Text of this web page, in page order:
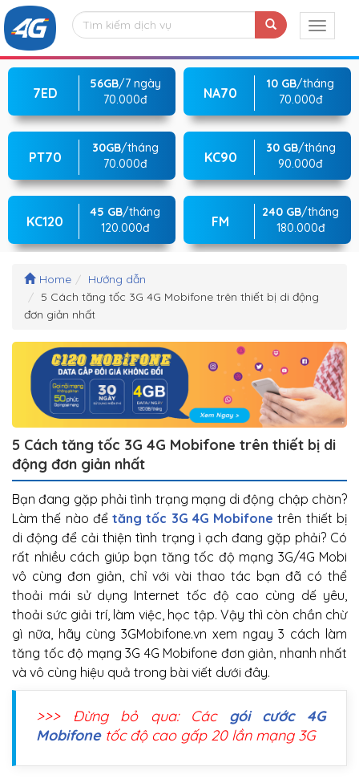
7ED
56GB/7 ngày
70.000đ
NA70
10 GB/tháng
70.000đ
PT70
30GB/tháng
70.000đ
KC90
30 GB/tháng
90.000đ
KC120
45 GB/tháng
120.000đ
FM
240 GB/tháng
180.000đ
Home
Hướng dẫn
5 Cách tăng tốc 3G 4G Mobifone trên thiết bị di động
đơn giản nhất
5 Cách tăng tốc 3G 4G Mobifone trên thiết bị di
động đơn giản nhất
Bạn đang gặp phải tình trạng mạng di động chập chờn?
Làm thế nào đểtăng tốc 3G 4G Mobifone trên thiết bị
di động để cải thiện tình trạng ì ạch đang gặp phải? Có
rất nhiều cách giúp bạn tăng tốc độ mạng 3G/4G Mobi
vô cùng đơn giản, chỉ với vài thao tác bạn đã có thể
thoải mái sử dụng Internet tốc độ cao cùng dế yêu,
thoải sức giải trí, làm việc, học tập. Vậy thì còn chần chừ
gì nữa, hãy cùng 3GMobifone.vn xem ngay 3 cách làm
tăng tốc độ mạng 3G 4G Mobifone đơn giản, nhanh nhất
và vô cùng hiệu quả trong bài viết dưới đây.
>>> Đừng bỏ qua: Cácgói cước 4G
Mobifonetốc độ cao gấp 20 lần mạng 3G